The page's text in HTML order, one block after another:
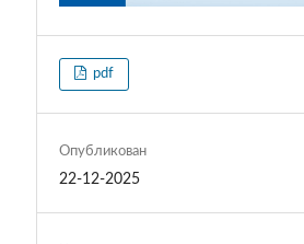
pdf
Опубликован
22-12-2025